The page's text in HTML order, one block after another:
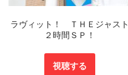
ラヴィット！ ＴＨＥジャスト
２時間ＳＰ！
視聴する